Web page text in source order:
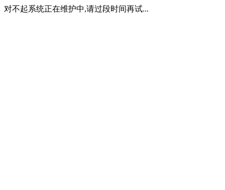
对不起系统正在维护中,请过段时间再试...